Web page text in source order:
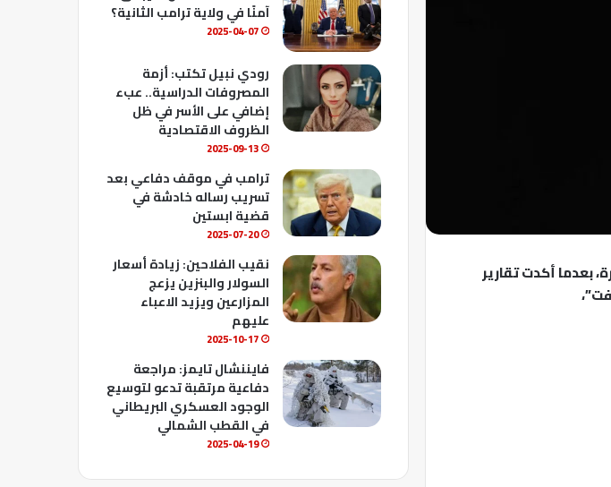
بعدما أكدت تقارير
b
e
آمنًا في ولاية ترامب الثانية؟
2025-04-07
رودي نبيل تكتب: أزمة
المصروفات الدراسية.. عبء
إضافي على الأسر في ظل
الظروف الاقتصادية
2025-09-13
ترامب في موقف دفاعي بعد
تسريب رساله خادشة في
قضية ابستين
2025-07-20
نقيب الفلاحين: زيادة أسعار
السولار والبنزين يزعج
المزارعين ويزيد الاعباء
عليهم
2025-10-17
فايننشال تايمز: مراجعة
دفاعية مرتقبة تدعو لتوسيع
الوجود العسكري البريطاني
في القطب الشمالي
2025-04-19